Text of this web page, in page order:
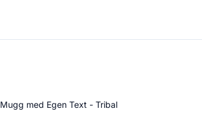
Mugg med Egen Text - Tribal